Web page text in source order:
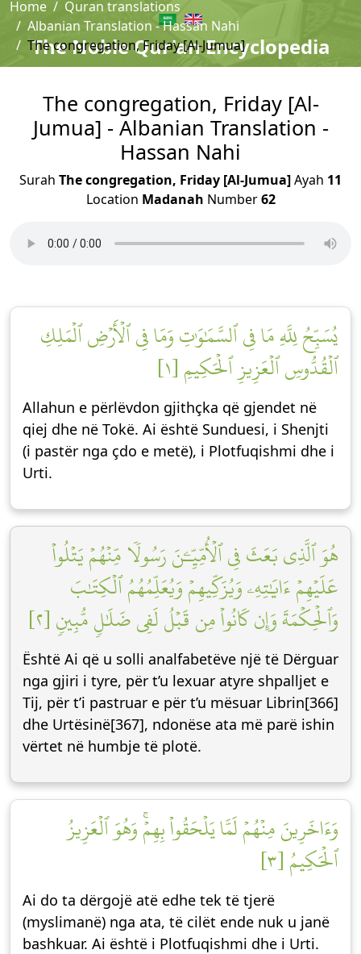
The Noble Qur'an Encyclopedia
Home
Quran translations
Albanian Translation - Hassan Nahi
The congregation, Friday [Al-Jumua]
The congregation, Friday [Al-
Jumua] - Albanian Translation -
Hassan Nahi
Surah The congregation, Friday [Al-Jumua]Ayah 11
Location Madanah Number62
يُسَبِّحُ لِلَّهِ مَا فِي ٱلسَّمَٰوَٰتِ وَمَا فِي ٱلۡأَرۡضِ ٱلۡمَلِكِ
ٱلۡقُدُّوسِ ٱلۡعَزِيزِ ٱلۡحَكِيمِ [١]
Allahun e përlëvdon gjithçka që gjendet në
qiej dhe në Tokë. Ai është Sunduesi, i Shenjti
(i pastër nga çdo e metë), i Plotfuqishmi dhe i
Urti.
هُوَ ٱلَّذِي بَعَثَ فِي ٱلۡأُمِّيِّـۧنَ رَسُولٗا مِّنۡهُمۡ يَتۡلُواْ
عَلَيۡهِمۡ ءَايَٰتِهِۦ وَيُزَكِّيهِمۡ وَيُعَلِّمُهُمُ ٱلۡكِتَٰبَ
وَٱلۡحِكۡمَةَ وَإِن كَانُواْ مِن قَبۡلُ لَفِي ضَلَٰلٖ مُّبِينٖ [٢]
Është Ai që u solli analfabetëve një të Dërguar
nga gjiri i tyre, për t’u lexuar atyre shpalljet e
Tij, për t’i pastruar e për t’u mësuar Librin[366]
dhe Urtësinë[367], ndonëse ata më parë ishin
vërtet në humbje të plotë.
وَءَاخَرِينَ مِنۡهُمۡ لَمَّا يَلۡحَقُواْ بِهِمۡۚ وَهُوَ ٱلۡعَزِيزُ
ٱلۡحَكِيمُ [٣]
Ai do ta dërgojë atë edhe tek të tjerë
(myslimanë) nga ata, të cilët ende nuk u janë
bashkuar. Ai është i Plotfuqishmi dhe i Urti.